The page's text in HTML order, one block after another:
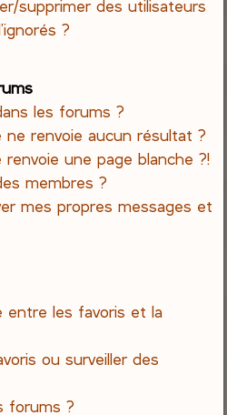
supprimer des utilisateurs
?
les forums ?
ne renvoie aucun résultat ?
une page blanche ?!
membres ?
mes propres messages et
entre les favoris et la
ou surveiller des
forums ?